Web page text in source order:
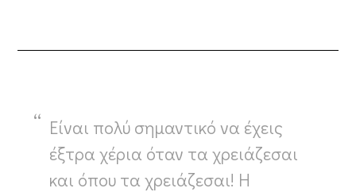
Είναι πολύ σημαντικό να έχεις
έξτρα χέρια όταν τα χρειάζεσαι
και όπου τα χρειάζεσαι! Η